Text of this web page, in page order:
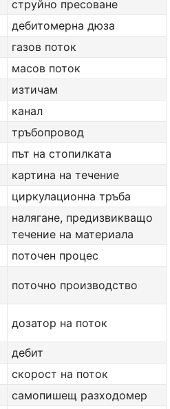
струйно пресоване
дебитомерна дюза
газов поток
масов поток
изтичам
канал
тръбопровод
път на стопилката
картина на течение
циркулационна тръба
налягане, предизвикващо
течение на материала
поточен процес
поточно производство
дозатор на поток
дебит
скорост на поток
самопишещ разходомер